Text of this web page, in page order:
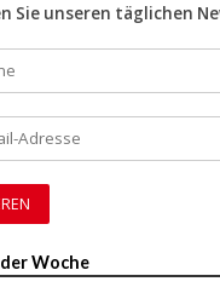
Sie unseren täglichen
Woche